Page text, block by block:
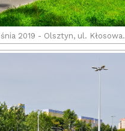
2019 - Olsztyn, ul. Kłosowa.